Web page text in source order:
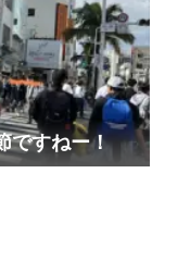
ですねー！